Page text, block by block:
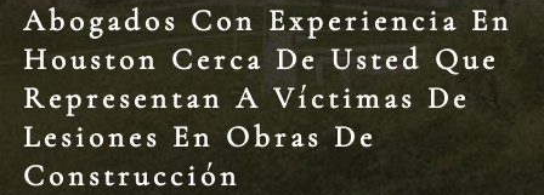
Abogados Con Experiencia En
Houston Cerca De Usted Que
Representan A Víctimas De
Lesiones En Obras De
Construcción